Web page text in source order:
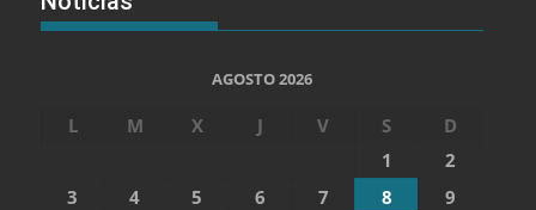
AGOSTO 2026
L M X J V S
D
1
2
3
4 5 6 7 8
9